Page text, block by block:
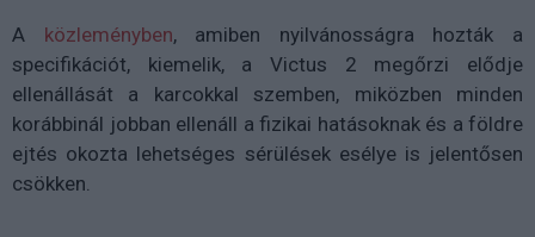
A közleményben, amiben nyilvánosságra hozták a
specifikációt, kiemelik, a Victus 2 megőrzi elődje
ellenállását a karcokkal szemben, miközben minden
korábbinál jobban ellenáll a fizikai hatásoknak és a földre
ejtés okozta lehetséges sérülések esélye is jelentősen
csökken.